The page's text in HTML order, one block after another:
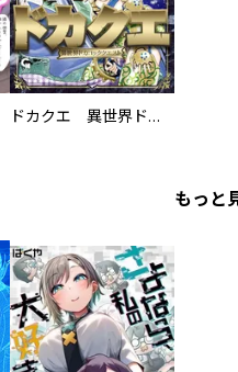
ドカクエ 異世界ドカコッククエスト
もっと